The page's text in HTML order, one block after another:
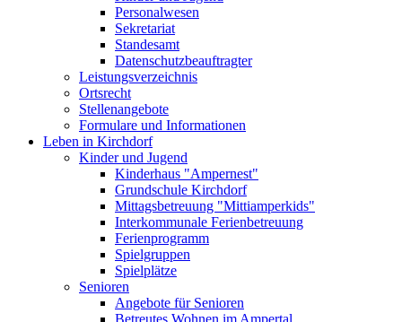
Personalwesen
Sekretariat
Standesamt
Datenschutzbeauftragter
Leistungsverzeichnis
Ortsrecht
Stellenangebote
Formulare und Informationen
Leben in Kirchdorf
Kinder und Jugend
Kinderhaus "Ampernest"
Grundschule Kirchdorf
Mittagsbetreuung "Mittiamperkids"
Interkommunale Ferienbetreuung
Ferienprogramm
Spielgruppen
Spielplätze
Senioren
Angebote für Senioren
Betreutes Wohnen im Ampertal